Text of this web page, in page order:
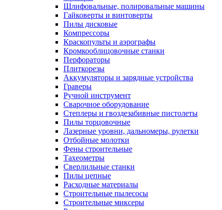
Шлифовальные, полировальные машины
Гайковерты и винтоверты
Пилы дисковые
Компрессоры
Краскопульты и аэрографы
Кромкооблицовочные станки
Перфораторы
Плиткорезы
Аккумуляторы и зарядные устройства
Граверы
Ручной инструмент
Сварочное оборудование
Степлеры и гвоздезабивные пистолеты
Пилы торцовочные
Лазерные уровни, дальномеры, рулетки
Отбойные молотки
Фены строительные
Тахеометры
Сверлильные станки
Пилы цепные
Расходные материалы
Строительные пылесосы
Строительные миксеры